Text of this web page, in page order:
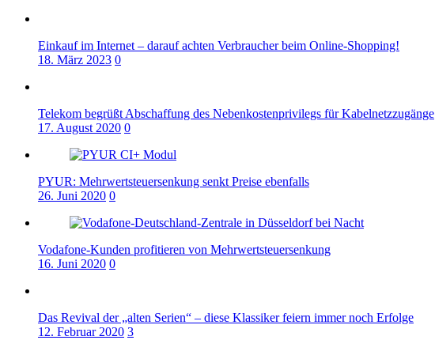
Einkauf im Internet – darauf achten Verbraucher beim Online-Shopping!
18. März 2023 0
Telekom begrüßt Abschaffung des Nebenkostenprivilegs für Kabelnetzzugänge
17. August 2020 0
PYUR: Mehrwertsteuersenkung senkt Preise ebenfalls
26. Juni 2020 0
Vodafone-Kunden profitieren von Mehrwertsteuersenkung
16. Juni 2020 0
Das Revival der „alten Serien“ – diese Klassiker feiern immer noch Erfolge
12. Februar 2020 3